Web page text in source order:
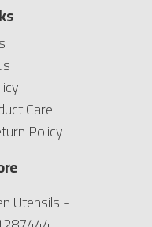
Care
Policy
Utensils -